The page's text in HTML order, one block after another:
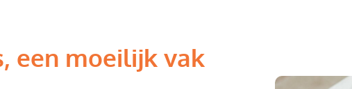
een moeilijk vak